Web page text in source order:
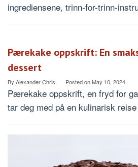
ingrediensene, trinn-for-trinn-
Pærekake oppskrift: En
dessert
By Alexander Chris Posted onMay 10, 2024
Pærekake oppskrift, en fryd for
tar deg med på en kulinarisk